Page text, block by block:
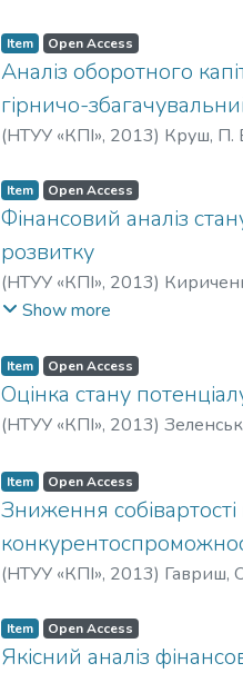
Item Open Access
Аналіз оборотного
гірничо-
(НТУУ «КПІ», 2013) Круш, П.
Item Open Access
Фінансовий аналіз
розвитку
(НТУУ «КПІ», 2013)
Корчовна, М. Р.
Show more
Item Open Access
Оцінка стану
(НТУУ «КПІ», 2013)
Item Open Access
Зниження
(НТУУ «КПІ», 2013) Гавриш,
Item Open Access
Якісний аналіз